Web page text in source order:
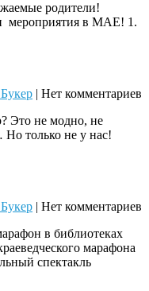
родители!
мероприятия в МАЕ! 1.
| Нет комментариев
Это не модно, не
Но только не у нас!
| Нет комментариев
в библиотеках
марафона
спектакль